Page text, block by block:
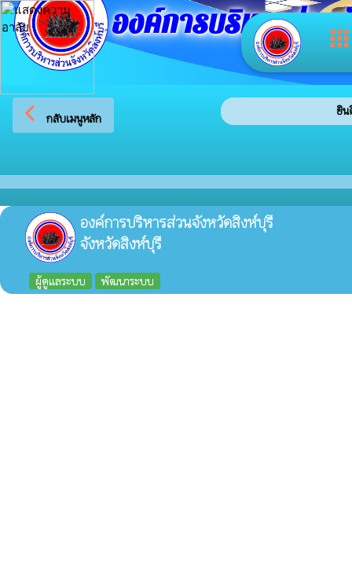
apps
องค์การบริหารส่วน
arrow_back_ios กลับเมนูหลัก
ยิน
องค์การบริหารส่วนจังหวัดสิงห์บุรี
จังหวัดสิงห์บุรี
ผู้ดูแลระบบ พัฒนาระบบ